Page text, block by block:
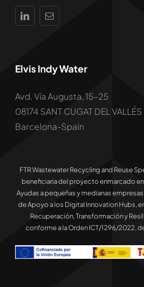
Elvis Indy Water
Avd. Vía Augusta, 15-25
08174 SANT CUGAT DEL VALLÉS
Barcelona-Spain
FTR Wastewater Recycling and Reuse
beneficiaria del proyecto enmarcado en
Ayudas a pequeñas y medianas
de Apoyo a los Digital Innovation Hubs,
Recuperación, Transformación y
conforme a la Orden ICT/1296/2022,